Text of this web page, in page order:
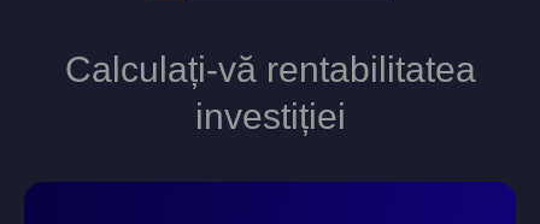
Calculați-vă rentabilitatea
investiției